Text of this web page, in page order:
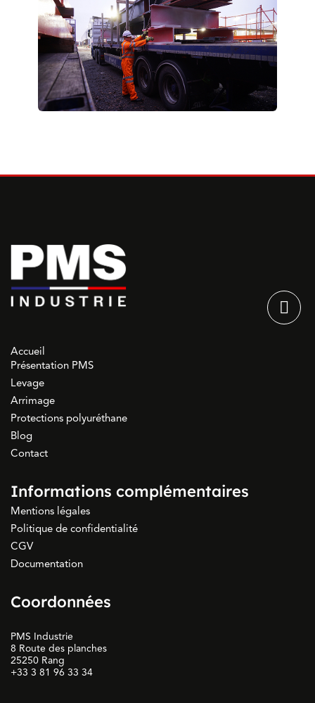
Accueil
Présentation PMS
Levage
Arrimage
Protections polyuréthane
Blog
Contact
Informations complémentaires
Mentions légales
Politique de confidentialité
CGV
Documentation
Coordonnées
PMS Industrie
8 Route des planches
25250 Rang
+33 3 81 96 33 34